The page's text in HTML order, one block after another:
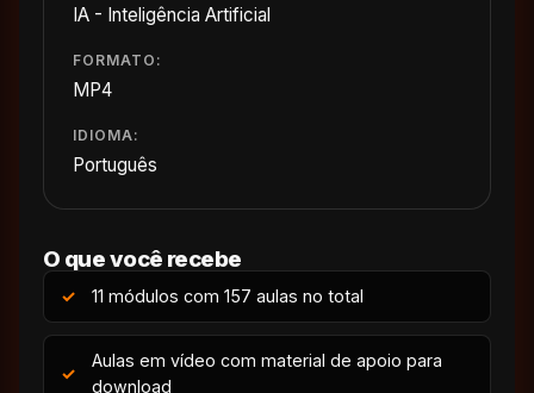
IA - Inteligência Artificial
FORMATO:
MP4
IDIOMA:
Português
O que você recebe
11 módulos com 157 aulas no total
Aulas em vídeo com material de apoio para
download